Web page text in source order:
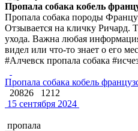
Пропала собака кобель
Пропала собака породы
Отзывается на кличку Ричард.
ухода. Важна любая
видел или что-то знает о его
#Алчевск пропала собака
Пропала собака кобель
20826
1212
15 сентября 2024
пропала